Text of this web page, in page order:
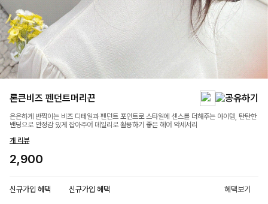
론큰비즈 펜던트머리끈
은은하게 반짝이는 비즈 디테일과 펜던트 포인트로 스타일에 센스를 더해주는 아이템, 탄탄한
밴딩으로 안정감 있게 잡아주어 데일리로 활용하기 좋은 헤어 악세서리
개 리뷰
2,900
신규가입 혜택 신규가입 혜택 혜택보기